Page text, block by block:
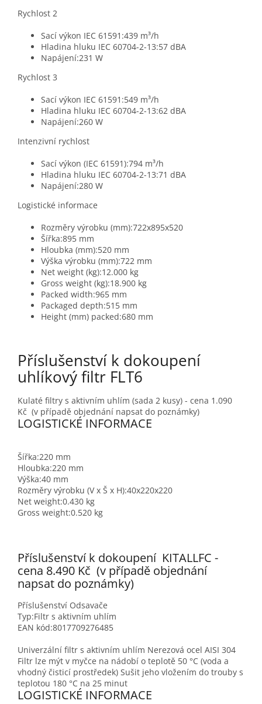
Rychlost 2
Sací výkon IEC 61591:439 m³/h
Hladina hluku IEC 60704-2-13:57 dBA
Napájení:231 W
Rychlost 3
Sací výkon IEC 61591:549 m³/h
Hladina hluku IEC 60704-2-13:62 dBA
Napájení:260 W
Intenzivní rychlost
Sací výkon (IEC 61591):794 m³/h
Hladina hluku IEC 60704-2-13:71 dBA
Napájení:280 W
Logistické informace
Rozměry výrobku (mm):722x895x520
Šířka:895 mm
Hloubka (mm):520 mm
Výška výrobku (mm):722 mm
Net weight (kg):12.000 kg
Gross weight (kg):18.900 kg
Packed width:965 mm
Packaged depth:515 mm
Height (mm) packed:680 mm
Příslušenství k dokoupení
uhlíkový filtr FLT6
Kulaté filtry s aktivním uhlím (sada 2 kusy) - cena 1.090
Kč (v případě objednání napsat do poznámky)
LOGISTICKÉ INFORMACE
Šířka:220 mm
Hloubka:220 mm
Výška:40 mm
Rozměry výrobku (V x Š x H):40x220x220
Net weight:0.430 kg
Gross weight:0.520 kg
Příslušenství k dokoupení KITALLFC -
cena 8.490 Kč (v případě objednání
napsat do poznámky)
Příslušenství Odsavače
Typ:Filtr s aktivním uhlím
EAN kód:8017709276485
Univerzální filtr s aktivním uhlím Nerezová ocel AISI 304
Filtr lze mýt v myčce na nádobí o teplotě 50 °C (voda a
vhodný čisticí prostředek) Sušit jeho vložením do trouby s
teplotou 180 °C na 25 minut
LOGISTICKÉ INFORMACE